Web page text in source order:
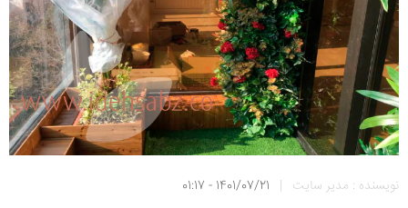
نویسنده : مدیر سایت |
1401/07/21 - 01:17